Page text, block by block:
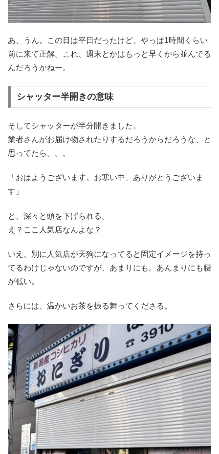
あ、うん。この日は平日だったけど、やっぱ1時間くらい
前に来て正解。これ、週末とかはもっと早くから並んでる
んだろうかねー。
シャッター半開きの意味
そしてシャッターが半分開きました。
業者さんがお届け物されたりするだろうからだろうな、と
思ってたら。。。
「おはようございます。お寒い中、ありがとうございま
す」
と、深々と頭を下げられる。
え？ここ人気店なんよな？
いえ、別に人気店が天狗になってると固定イメージを持っ
てるわけじゃないのですが、あまりにも。あんまりにも腰
が低い。
さらには、温かいお茶を振る舞ってくださる。